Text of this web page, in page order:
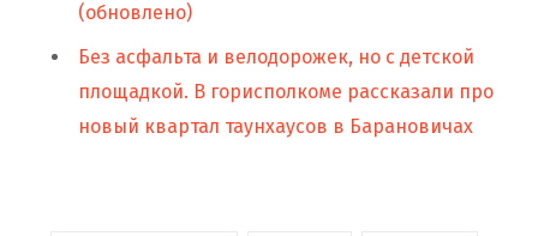
(обновлено)
Без асфальта и велодорожек, но с детской
площадкой. В горисполкоме рассказали про
новый квартал таунхаусов в Барановичах